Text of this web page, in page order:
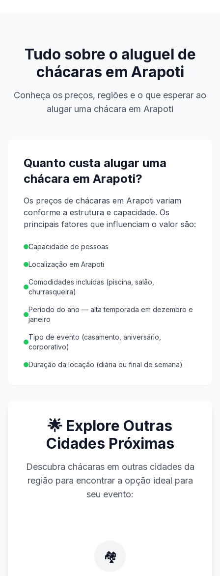
Tudo sobre o aluguel de
chácaras em Arapoti
Conheça os preços, regiões e o que esperar ao
alugar uma chácara em Arapoti
Quanto custa alugar uma
chácara em Arapoti?
Os preços de chácaras em Arapoti variam
conforme a estrutura e capacidade. Os
principais fatores que influenciam o valor são:
Capacidade de pessoas
Localização em Arapoti
Comodidades incluídas (piscina, salão,
churrasqueira)
Período do ano — alta temporada em dezembro e
janeiro
Tipo de evento (casamento, aniversário,
corporativo)
Duração da locação (diária ou final de semana)
🌟 Explore Outras
Cidades Próximas
Descubra chácaras em outras cidades da
região para encontrar a opção ideal para
seu evento:
🏘️